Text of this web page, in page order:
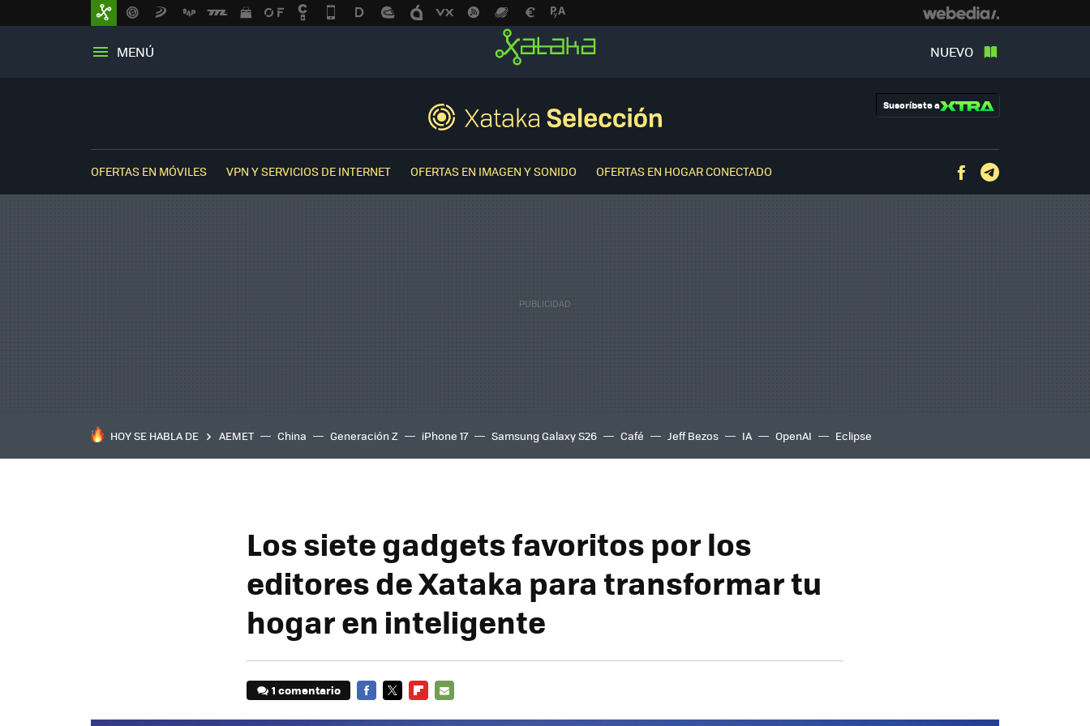
MENÚ NUEVO
Suscríbete a
OFERTAS EN MÓVILES VPN Y SERVICIOS DE INTERNET OFERTAS EN IMAGEN Y SONIDO OFERTAS EN HOGAR CONECTADO Facebook
HOY SE HABLA DE AEMET China Generación Z iPhone 17 Samsung Galaxy S26 Café Jeff Bezos IA OpenAI Eclipse
Los siete gadgets favoritos por los
editores de Xataka para transformar tu
hogar en inteligente
1 comentario